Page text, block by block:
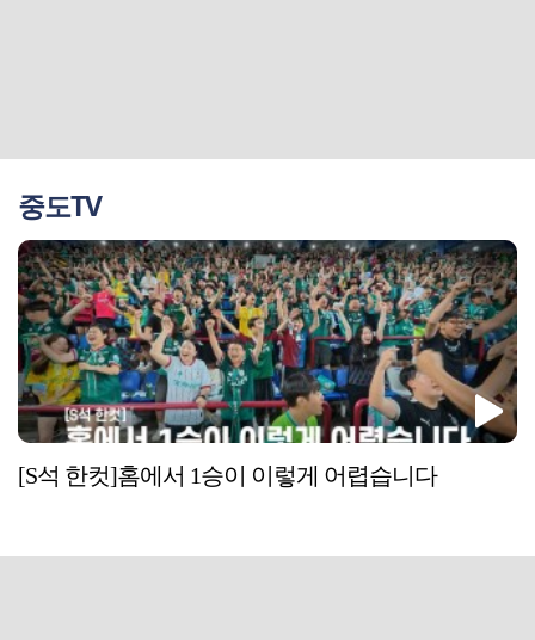
중도TV
[S석 한컷]홈에서 1승이 이렇게 어렵습니다